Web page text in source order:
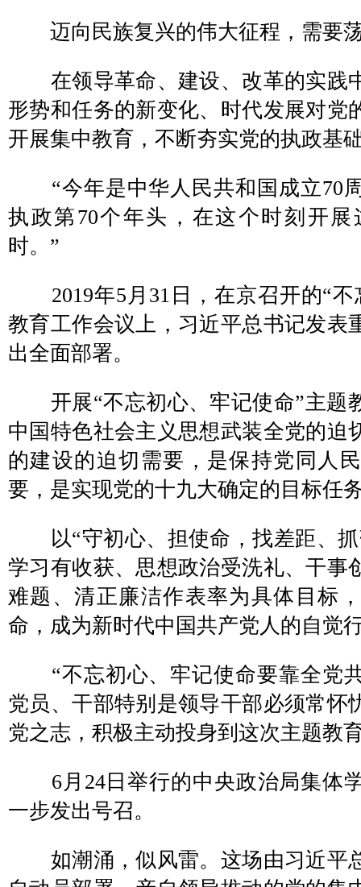
迈向民族复兴的伟大征程，需要
在领导革命、建设、改革的实践
形势和任务的新变化、时代发展对党
开展集中教育，不断夯实党的执政基
“今年是中华人民共和国成立70
执政第70个年头，在这个时刻开
时。”
2019年5月31日，在京召开的“不
教育工作会议上，习近平总书记发表
出全面部署。
开展“不忘初心、牢记使命”主题
中国特色社会主义思想武装全党的迫
的建设的迫切需要，是保持党同人
要，是实现党的十九大确定的目标任
以“守初心、担使命，找差距、抓
学习有收获、思想政治受洗礼、干事
难题、清正廉洁作表率为具体目标
命，成为新时代中国共产党人的自觉
“不忘初心、牢记使命要靠全党
党员、干部特别是领导干部必须常怀
党之志，积极主动投身到这次主题教
6月24日举行的中央政治局集体
一步发出号召。
如潮涌，似风雷。这场由习近平